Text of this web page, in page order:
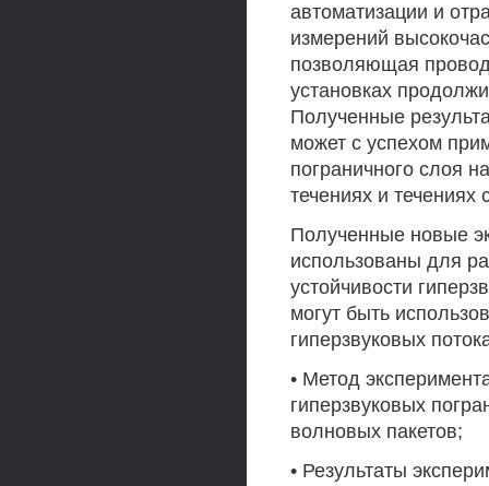
автоматизации и
измерений
позволяющая
установках
Полученные
может с успехом
пограничного слоя
течениях и течениях
Полученные новые
использованы для
устойчивости
могут быть
гиперзвуковых
• Метод
гиперзвуковых
волновых пакетов;
• Результаты